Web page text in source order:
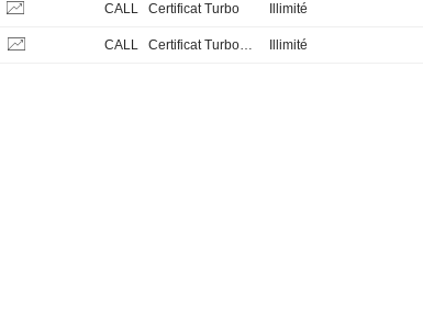
CALL Certificat Turbo Illimité
CALL Certificat Turbo Stop Loss Illimité